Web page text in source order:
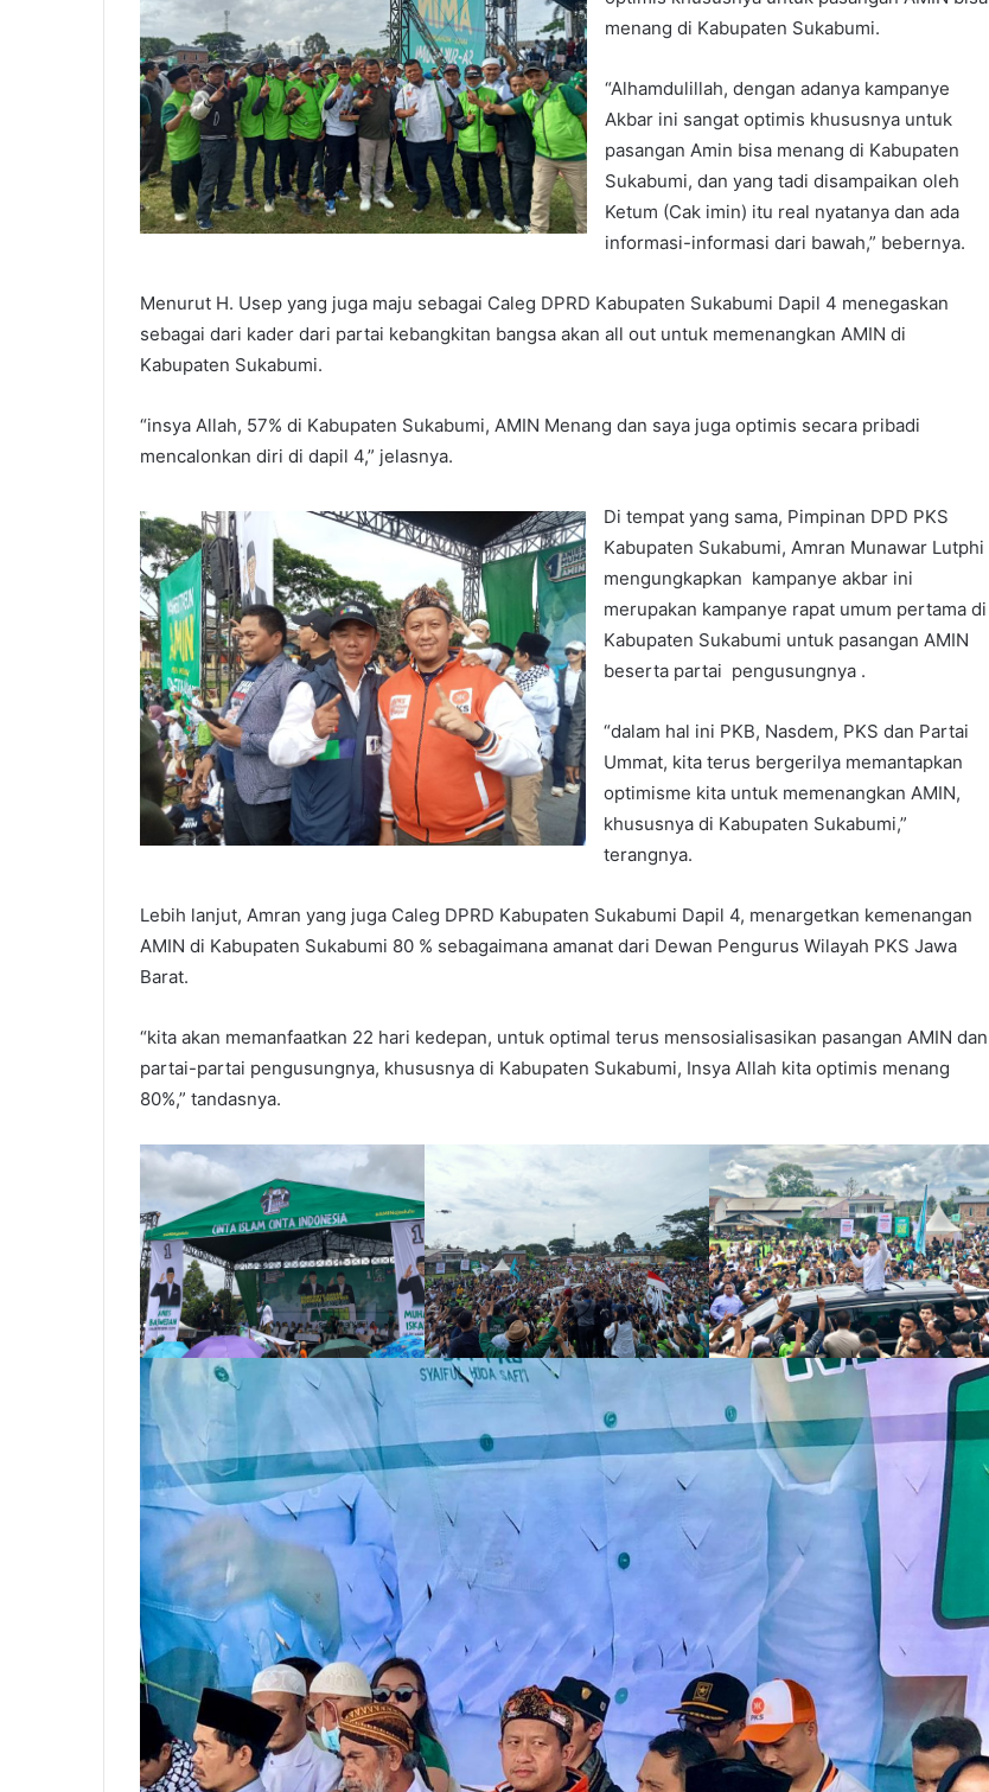
menang di Kabupaten Sukabumi.
“Alhamdulillah, dengan adanya kampanye
Akbar ini sangat optimis khususnya untuk
pasangan Amin bisa menang di Kabupaten
Sukabumi, dan yang tadi disampaikan oleh
Ketum (Cak imin) itu real nyatanya dan ada
informasi-informasi dari bawah,” bebernya.
Menurut H. Usep yang juga maju sebagai Caleg DPRD Kabupaten Sukabumi Dapil 4 menegaskan
sebagai dari kader dari partai kebangkitan bangsa akan all out untuk memenangkan AMIN di
Kabupaten Sukabumi.
“insya Allah, 57% di Kabupaten Sukabumi, AMIN Menang dan saya juga optimis secara pribadi
mencalonkan diri di dapil 4,” jelasnya.
Di tempat yang sama, Pimpinan DPD PKS
Kabupaten Sukabumi, Amran Munawar Lutphi
mengungkapkan kampanye akbar ini
merupakan kampanye rapat umum pertama di
Kabupaten Sukabumi untuk pasangan AMIN
beserta partai pengusungnya .
“dalam hal ini PKB, Nasdem, PKS dan Partai
Ummat, kita terus bergerilya memantapkan
optimisme kita untuk memenangkan AMIN,
khususnya di Kabupaten Sukabumi,”
terangnya.
Lebih lanjut, Amran yang juga Caleg DPRD Kabupaten Sukabumi Dapil 4, menargetkan kemenangan
AMIN di Kabupaten Sukabumi 80 % sebagaimana amanat dari Dewan Pengurus Wilayah PKS Jawa
Barat.
“kita akan memanfaatkan 22 hari kedepan, untuk optimal terus mensosialisasikan pasangan AMIN dan
partai-partai pengusungnya, khususnya di Kabupaten Sukabumi, Insya Allah kita optimis menang
80%,” tandasnya.